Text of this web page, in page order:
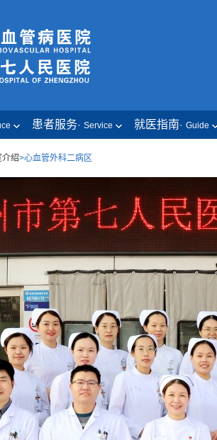
患者服务· Service 就医指南· Guide
介绍>心血管外科二病区